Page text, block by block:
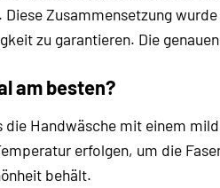
Zusammensetzung
zu garantieren. Die
am besten?
Handwäsche mit einem
erfolgen, um die
behält.